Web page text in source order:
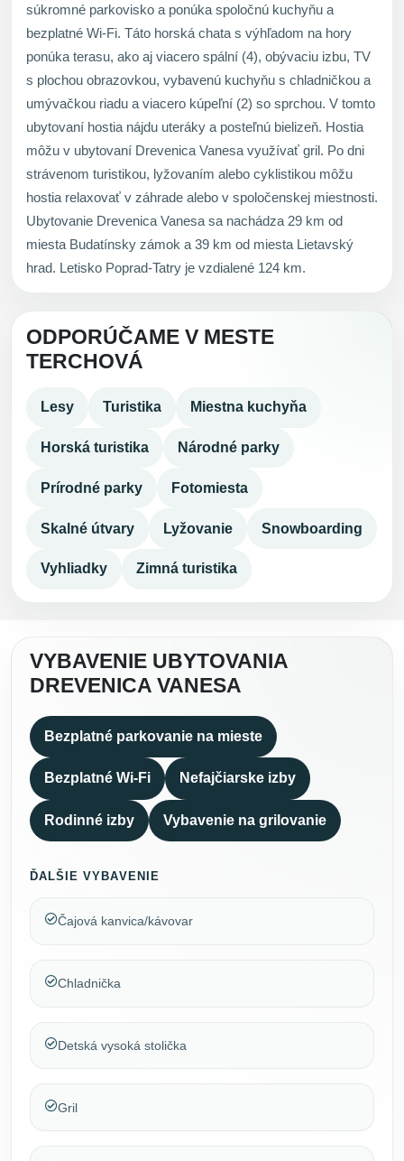
súkromné parkovisko a ponúka spoločnú kuchyňu a
bezplatné Wi-Fi. Táto horská chata s výhľadom na hory
ponúka terasu, ako aj viacero spální (4), obývaciu izbu, TV
s plochou obrazovkou, vybavenú kuchyňu s chladničkou a
umývačkou riadu a viacero kúpeľní (2) so sprchou. V tomto
ubytovaní hostia nájdu uteráky a posteľnú bielizeň. Hostia
môžu v ubytovaní Drevenica Vanesa využívať gril. Po dni
strávenom turistikou, lyžovaním alebo cyklistikou môžu
hostia relaxovať v záhrade alebo v spoločenskej miestnosti.
Ubytovanie Drevenica Vanesa sa nachádza 29 km od
miesta Budatínsky zámok a 39 km od miesta Lietavský
hrad. Letisko Poprad-Tatry je vzdialené 124 km.
ODPORÚČAME V MESTE
TERCHOVÁ
Lesy Turistika Miestna kuchyňa
Horská turistika Národné parky
Prírodné parky Fotomiesta
Skalné útvary Lyžovanie Snowboarding
Vyhliadky Zimná turistika
VYBAVENIE UBYTOVANIA
DREVENICA VANESA
Bezplatné parkovanie na mieste
Bezplatné Wi-Fi Nefajčiarske izby
Rodinné izby Vybavenie na grilovanie
ĎALŠIE VYBAVENIE
Čajová kanvica/kávovar
Chladnička
Detská vysoká stolička
Gril